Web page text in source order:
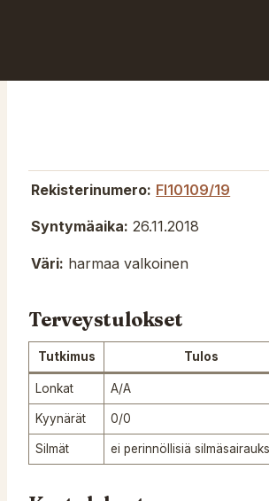
Rekisterinumero: FI10109/19
Syntymäaika: 26.11.2018
Väri: harmaa valkoinen
Terveystulokset
Tutkimus Tulos
Lonkat A/A
Kyynärät 0/0
Silmät ei perinnöllisiä